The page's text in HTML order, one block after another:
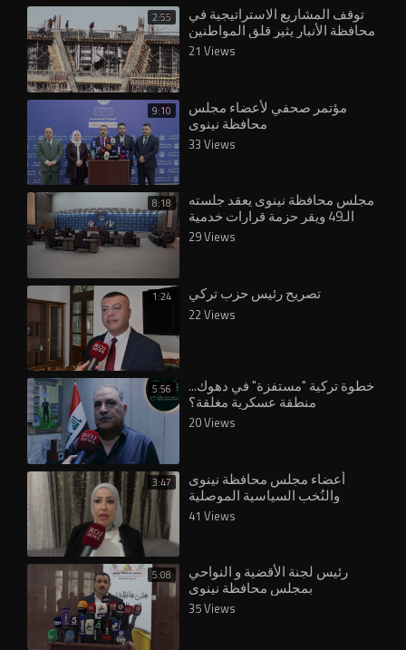
2:55 توقف المشاريع الاستراتيجية في
محافظة الأنبار يثير قلق المواطنين
والمسؤولين
21 Views
9:10 مؤتمر صحفي لأعضاء مجلس
محافظة نينوى
33 Views
8:18 مجلس محافظة نينوى يعقد جلسته
الـ49 ويقر حزمة قرارات خدمية
29 Views
1:24
22 Views
5:56 خطوة تركية "مستفزة" في دهوك...
20 Views
3:47 أعضاء مجلس محافظة نينوى
41 Views
5:08 رئيس لجنة الأقضية و النواحي
بمجلس محافظة نينوى
35 Views